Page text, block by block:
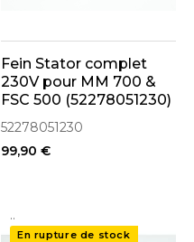
Fein Stator complet
230V pour MM 700 &
FSC 500 (52278051230)
52278051230
99,90 €
..
En rupture de stock